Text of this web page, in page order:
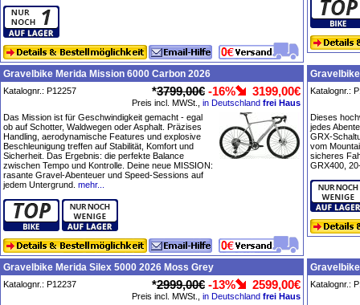
Gravelbike Merida Mission 6000 Carbon 2026
Katalognr.: P12257 *3799,00€ -16% 3199,00€
Preis incl. MWSt., in Deutschland frei Haus
Das Mission ist für Geschwindigkeit gemacht - egal
ob auf Schotter, Waldwegen oder Asphalt. Präzises
Handling, aerodynamische Features und explosive
Beschleunigung treffen auf Stabilität, Komfort und
Sicherheit. Das Ergebnis: die perfekte Balance
zwischen Tempo und Kontrolle. Deine neue MISSION:
rasante Gravel-Abenteuer und Speed-Sessions auf
jedem Untergrund. mehr...
Katalognr.:
Dieses
jedes
GRX-
vom
sicheres
GRX400,
Gravelbike Merida Silex 5000 2026 Moss Grey
Katalognr.: P12237 *2999,00€ -13% 2599,00€
Preis incl. MWSt., in Deutschland frei Haus
Katalognr.: